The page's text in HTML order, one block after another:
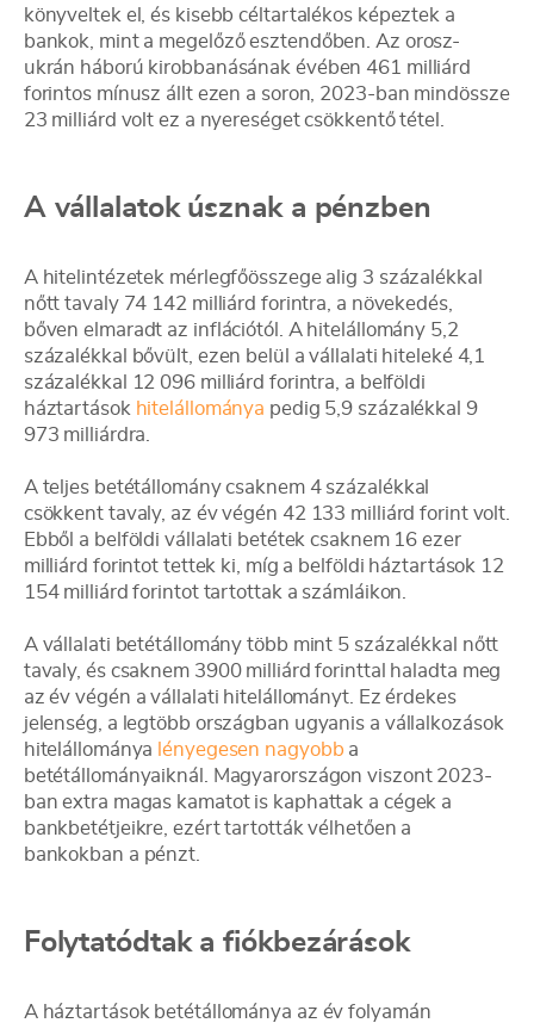
könyveltek el, és kisebb céltartalékos képeztek a
bankok, mint a megelőző esztendőben. Az orosz-
ukrán háború kirobbanásának évében 461 milliárd
forintos mínusz állt ezen a soron, 2023-ban mindössze
23 milliárd volt ez a nyereséget csökkentő tétel.
A vállalatok úsznak a pénzben
A hitelintézetek mérlegfőösszege alig 3 százalékkal
nőtt tavaly 74 142 milliárd forintra, a növekedés,
bőven elmaradt az inflációtól. A hitelállomány 5,2
százalékkal bővült, ezen belül a vállalati hiteleké 4,1
százalékkal 12 096 milliárd forintra, a belföldi
háztartások hitelállománya pedig 5,9 százalékkal 9
973 milliárdra.
A teljes betétállomány csaknem 4 százalékkal
csökkent tavaly, az év végén 42 133 milliárd forint volt.
Ebből a belföldi vállalati betétek csaknem 16 ezer
milliárd forintot tettek ki, míg a belföldi háztartások 12
154 milliárd forintot tartottak a számláikon.
A vállalati betétállomány több mint 5 százalékkal nőtt
tavaly, és csaknem 3900 milliárd forinttal haladta meg
az év végén a vállalati hitelállományt. Ez érdekes
jelenség, a legtöbb országban ugyanis a vállalkozások
hitelállománya lényegesen nagyobb a
betétállományaiknál. Magyarországon viszont 2023-
ban extra magas kamatot is kaphattak a cégek a
bankbetétjeikre, ezért tartották vélhetően a
bankokban a pénzt.
Folytatódtak a fiókbezárások
A háztartások betétállománya az év folyamán